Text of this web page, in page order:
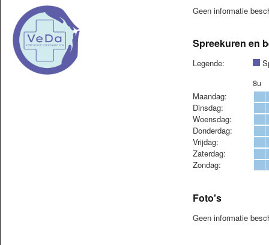
Geen informatie
Spreekuren en
Legende:
8u
Maandag:
Dinsdag:
Woensdag:
Donderdag:
Vrijdag:
Zaterdag:
Zondag:
Foto's
Geen informatie